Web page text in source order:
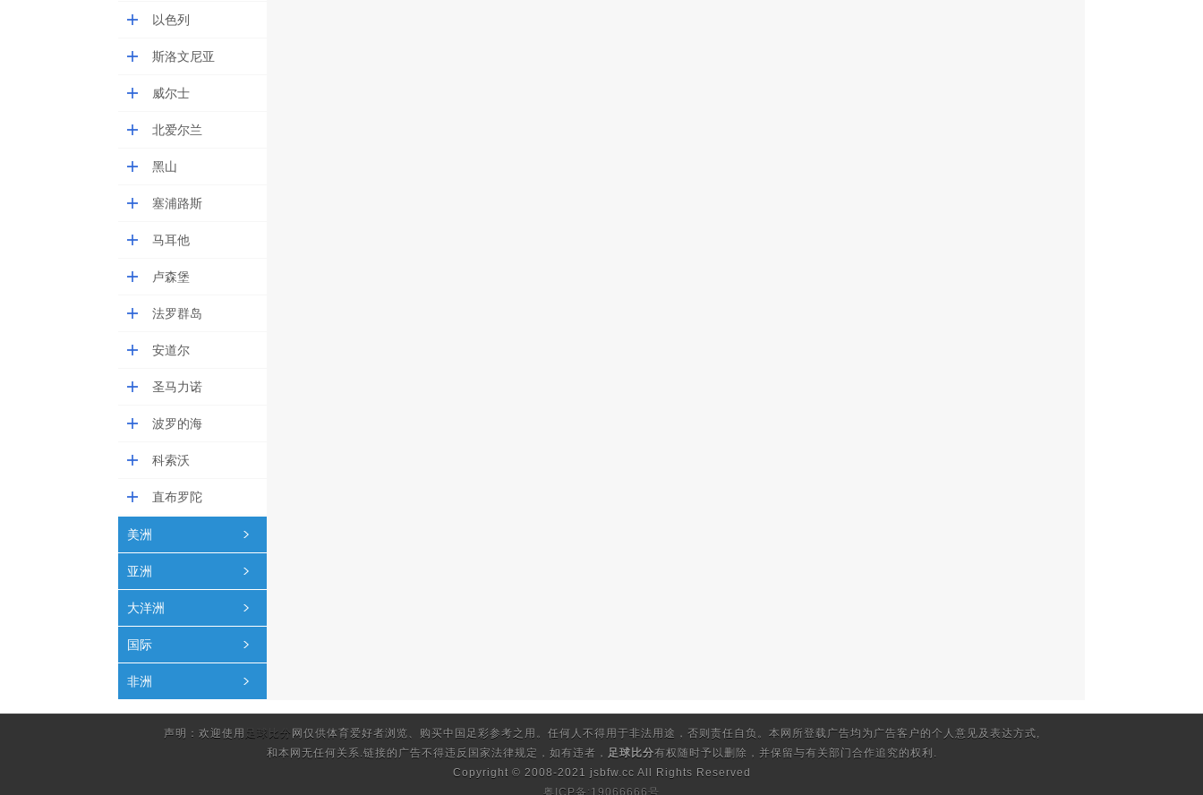
以色列
斯洛文尼亚
威尔士
北爱尔兰
黑山
塞浦路斯
马耳他
卢森堡
法罗群岛
安道尔
圣马力诺
波罗的海
科索沃
直布罗陀
美洲
亚洲
大洋洲
国际
非洲
声明：欢迎使用 足球比分 网仅供体育爱好者浏览、购买中国足彩参考之用。任何人不得用于非法用途，否则责任自负。本网所登载广告均为广告客户的个人意见及表达方式,
和本网无任何关系.链接的广告不得违反国家法律规定，如有违者， 足球比分有权随时予以删除，并保留与有关部门合作追究的权利.
Copyright © 2008-2021 jsbfw.cc All Rights Reserved
粤ICP备:19066666号